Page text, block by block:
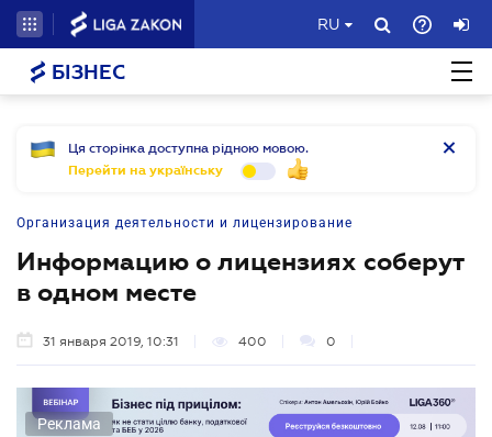
RU
БІЗНЕС
Ця сторінка доступна рідною мовою.
Перейти на українську
Организация деятельности и лицензирование
Информацию о лицензиях соберут
в одном месте
31 января 2019, 10:31 400 0
Реклама